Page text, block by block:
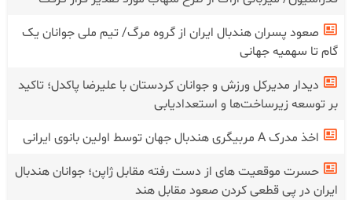
صعود پسران هندبال ایران از گروه مرگ/ تیم ملی جوانان یک
گام تا سهمیه جهانی
دیدار مدیرکل ورزش و جوانان کردستان با علیرضا پاکدل؛ تاکید
بر توسعه زیرساخت‌ها و استعدادیابی
اخذ مدرک A مربیگری هندبال جهان توسط اولین بانوی ایرانی
حسرت موقعیت های از دست رفته مقابل ژاپن؛ جوانان هندبال
ایران در پی قطعی کردن صعود مقابل هند